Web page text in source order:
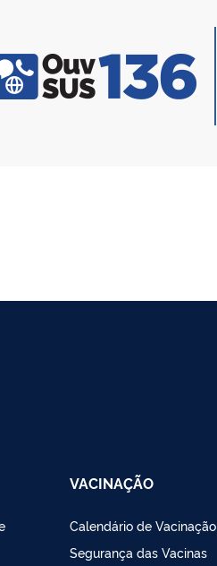
VACINAÇÃO
Calendário de Vacinação
Segurança das Vacinas